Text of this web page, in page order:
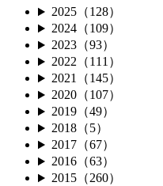
2025（128）
2024（109）
2023（93）
2022（111）
2021（145）
2020（107）
2019（49）
2018（5）
2017（67）
2016（63）
2015（260）